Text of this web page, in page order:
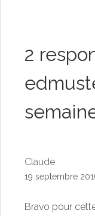
2
Claude
19 septembre
Bravo pour